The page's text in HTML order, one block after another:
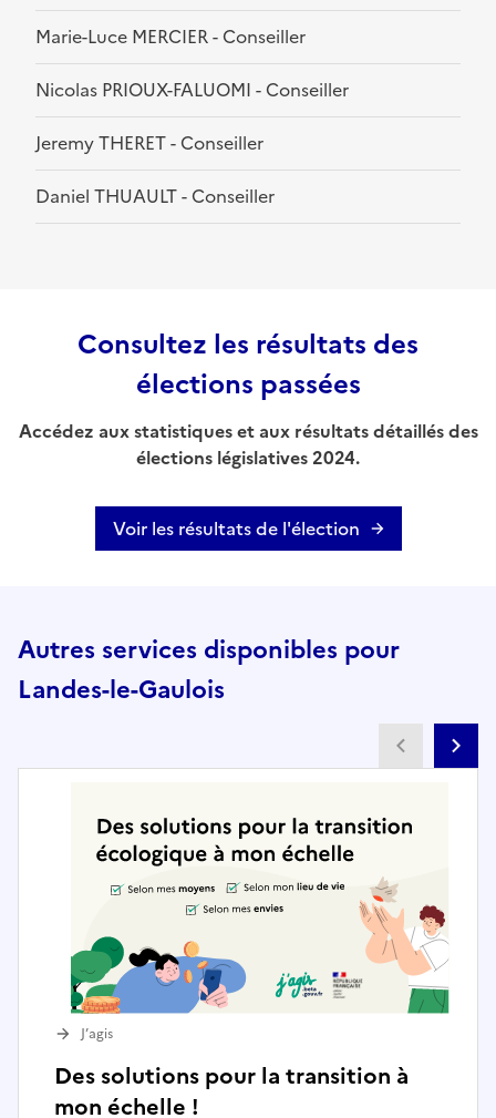
Marie-Luce MERCIER - Conseiller
Nicolas PRIOUX-FALUOMI - Conseiller
Jeremy THERET - Conseiller
Daniel THUAULT - Conseiller
Consultez les résultats des
élections passées
Accédez aux statistiques et aux résultats détaillés des
élections législatives 2024.
Voir les résultats de l'élection
Autres services disponibles pour
Landes-le-Gaulois
Des solutions pour la transition à
mon échelle !
J’agis